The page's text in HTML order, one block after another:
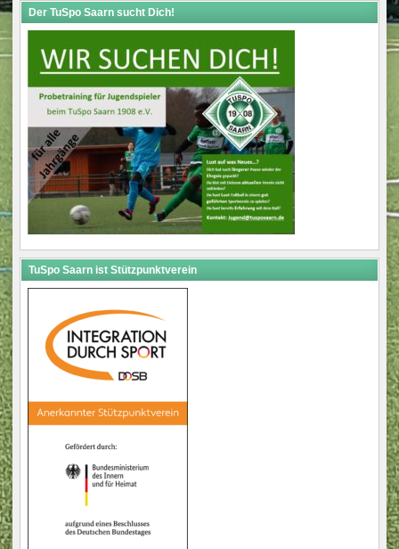
Der TuSpo Saarn sucht Dich!
TuSpo Saarn ist Stützpunktverein